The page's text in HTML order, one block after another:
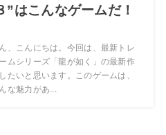
はこんなゲームだ！
、こんにちは。今回は、最新トレ
ムシリーズ「龍が如く」の最新作
たいと思います。このゲームは、
な魅力があ...